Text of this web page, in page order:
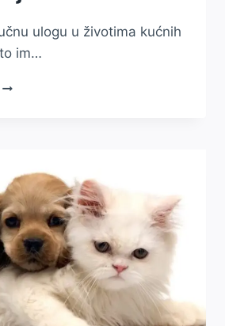
ulogu u životima kućnih
im…
MIRISNA
UTJEČU